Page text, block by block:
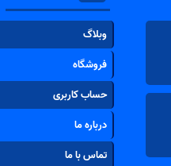
وبلاگ
فروشگاه
حساب کاربری
درباره ما
تماس با ما